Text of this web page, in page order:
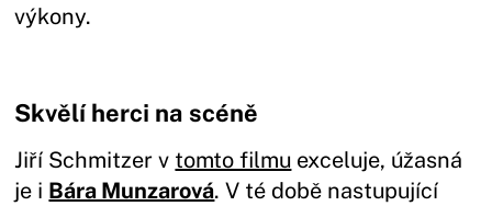
výkony.
Skvělí herci na scéně
Jiří Schmitzer v tomto filmu exceluje, úžasná
je i Bára Munzarová. V té době nastupující